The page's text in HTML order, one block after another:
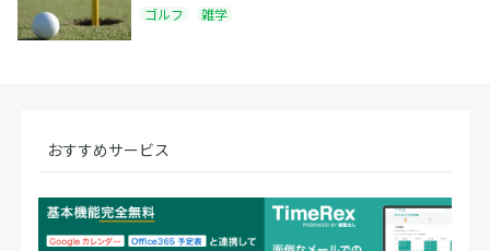
ゴルフ 雑学
おすすめサービス